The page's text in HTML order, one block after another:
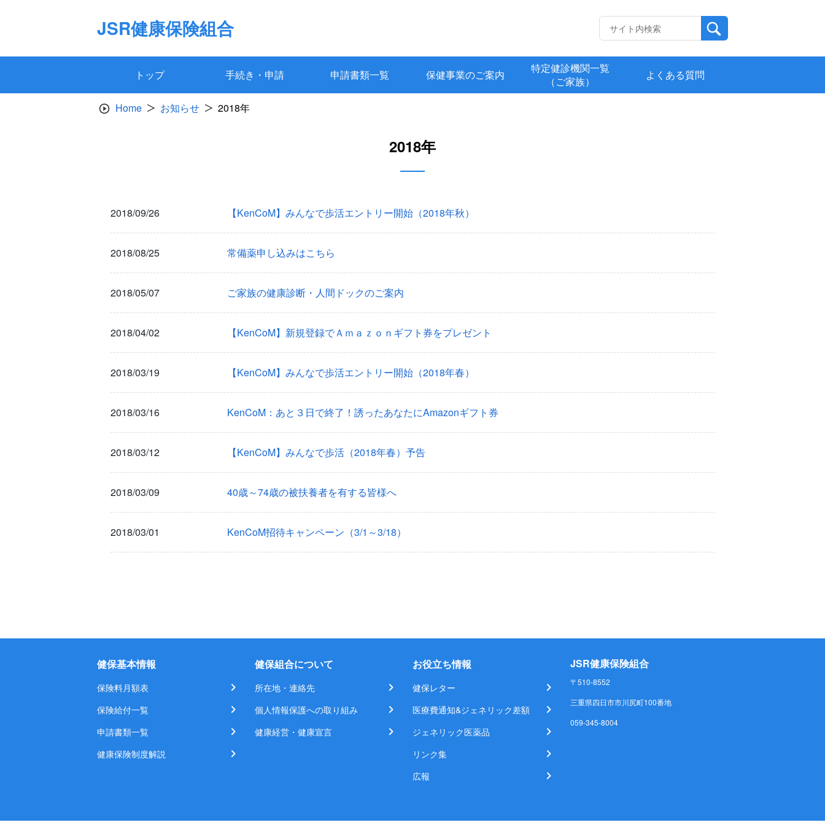
JSR健康保険組合
トップ 手続き・申請 申請書類一覧 保健事業のご案内
特定健診機関一覧
（ご家族）
よくある質問
Home お知らせ 2018年
2018年
2018/09/26 【KenCoM】みんなで歩活エントリー開始（2018年秋）
2018/08/25 常備薬申し込みはこちら
2018/05/07 ご家族の健康診断・人間ドックのご案内
2018/04/02 【KenCoM】新規登録でＡｍａｚｏｎギフト券をプレゼント
2018/03/19 【KenCoM】みんなで歩活エントリー開始（2018年春）
2018/03/16 KenCoM：あと３日で終了！誘ったあなたにAmazonギフト券
2018/03/12 【KenCoM】みんなで歩活（2018年春）予告
2018/03/09 40歳～74歳の被扶養者を有する皆様へ
2018/03/01 KenCoM招待キャンペーン（3/1～3/18）
健保基本情報
保険料月額表
保険給付一覧
申請書類一覧
健康保険制度解説
健保組合について
所在地・連絡先
個人情報保護への取り組み
健康経営・健康宣言
お役立ち情報
健保レター
医療費通知&ジェネリック差額
ジェネリック医薬品
リンク集
広報
JSR健康保険組合
〒510-8552
三重県四日市市川尻町100番地
059-345-8004